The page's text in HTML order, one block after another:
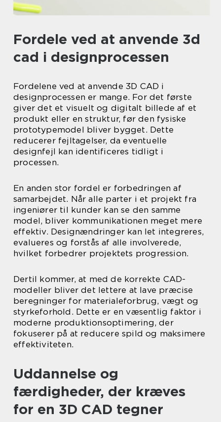
Fordele ved at anvende 3d
cad i designprocessen
Fordelene ved at anvende 3D CAD i
designprocessen er mange. For det første
giver det et visuelt og digitalt billede af et
produkt eller en struktur, før den fysiske
prototypemodel bliver bygget. Dette
reducerer fejltagelser, da eventuelle
designfejl kan identificeres tidligt i
processen.
En anden stor fordel er forbedringen af
samarbejdet. Når alle parter i et projekt fra
ingeniører til kunder kan se den samme
model, bliver kommunikationen meget mere
effektiv. Designændringer kan let integreres,
evalueres og forstås af alle involverede,
hvilket forbedrer projektets progression.
Dertil kommer, at med de korrekte CAD-
modeller bliver det lettere at lave præcise
beregninger for materialeforbrug, vægt og
styrkeforhold. Dette er en væsentlig faktor i
moderne produktionsoptimering, der
fokuserer på at reducere spild og maksimere
effektiviteten.
Uddannelse og
færdigheder, der kræves
for en 3D CAD tegner